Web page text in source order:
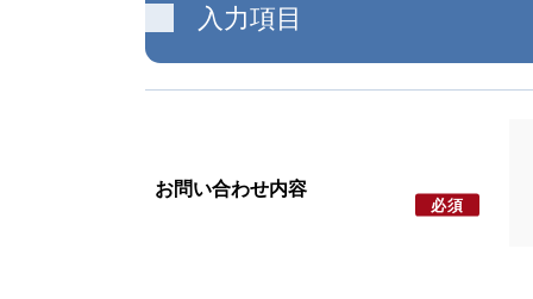
入力項目
お問い合わせ内容
必須